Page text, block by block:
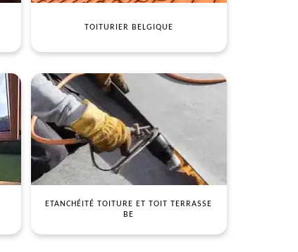
TOITURIER BELGIQUE
ETANCHÉITÉ TOITURE ET TOIT TERRASSE
BE